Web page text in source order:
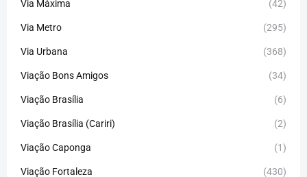
Via Máxima (42)
Via Metro (295)
Via Urbana (368)
Viação Bons Amigos (34)
Viação Brasília (6)
Viação Brasília (Cariri) (2)
Viação Caponga (1)
Viação Fortaleza (430)